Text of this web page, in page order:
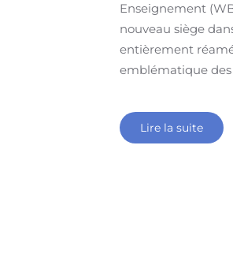
Enseignement
nouveau siège
entièrement
emblématique des
Lire la suite